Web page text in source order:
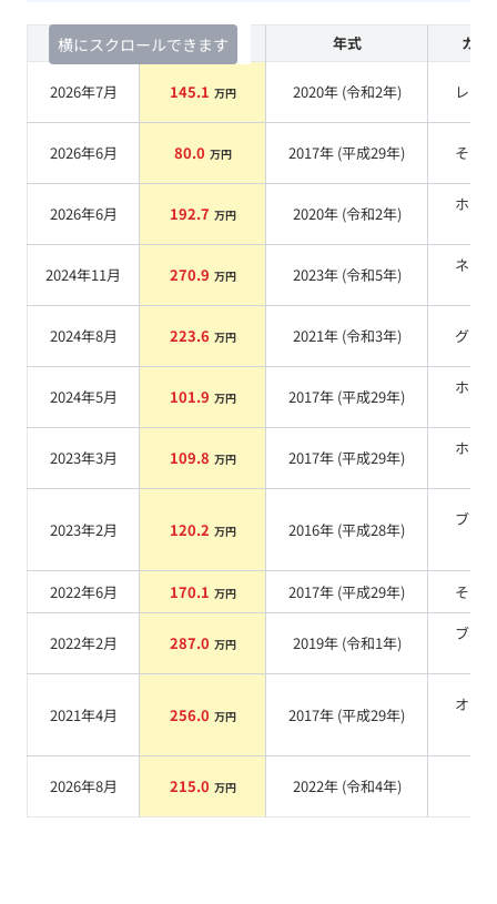
横にスクロールできます
査定時期 セルカ実績 年式 カラ
2026年7月 145.1 万円 2020年 (令和2年) レッド
2026年6月 80.0 万円 2017年 (平成29年) その他
2026年6月 192.7 万円 2020年 (令和2年)
ホワ
2024年11月 270.9 万円 2023年 (令和5年)
ネイ
2024年8月 223.6 万円 2021年 (令和3年) グレー
2024年5月 101.9 万円 2017年 (平成29年)
ホワ
2023年3月 109.8 万円 2017年 (平成29年)
ホワ
2023年2月 120.2 万円 2016年 (平成28年)
ブラ
2022年6月 170.1 万円 2017年 (平成29年) その他
2022年2月 287.0 万円 2019年 (令和1年)
ブラ
2021年4月 256.0 万円 2017年 (平成29年)
オレ
2026年8月 215.0 万円 2022年 (令和4年)